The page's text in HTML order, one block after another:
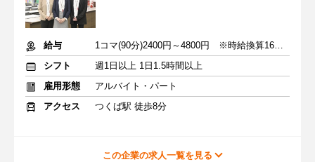
給与
1コマ(90分)2400円～4800円 ※時給換算1600円～3200円
シフト
週1日以上 1日1.5時間以上
雇用形態
アルバイト・パート
アクセス
つくば駅 徒歩8分
この企業の求人一覧を見る